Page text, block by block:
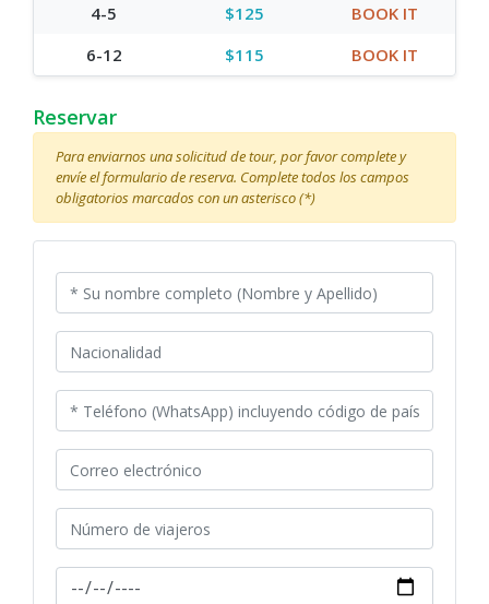
4-5
$125
BOOK IT
6-12
$115 BOOK IT
Reservar
Para enviarnos una solicitud de tour, por favor complete y
envíe el formulario de reserva. Complete todos los campos
obligatorios marcados con un asterisco (*)